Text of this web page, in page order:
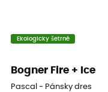
Ekologicky šetrné
Bogner Fire + Ice
Pascal - Pánsky dres